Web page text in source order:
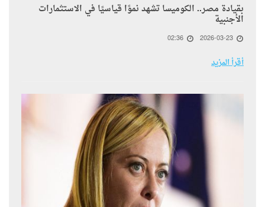
بقيادة مصر.. الكوميسا تشهد نموًا قياسيًا في الاستثمارات
الأجنبية
2026-03-23
02:36
أقرأ المزيد